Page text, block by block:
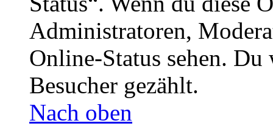
Administratoren,
Online-Status sehen.
Besucher gezählt.
Nach oben